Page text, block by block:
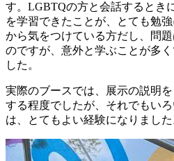
す。LGBTQの方と会話するとき
を学習できたことが、とても勉
から気をつけている方だし、問
のですが、意外と学ぶことが多
した。
実際のブースでは、展示の説明
する程度でしたが、それでもい
は、とてもよい経験になりました